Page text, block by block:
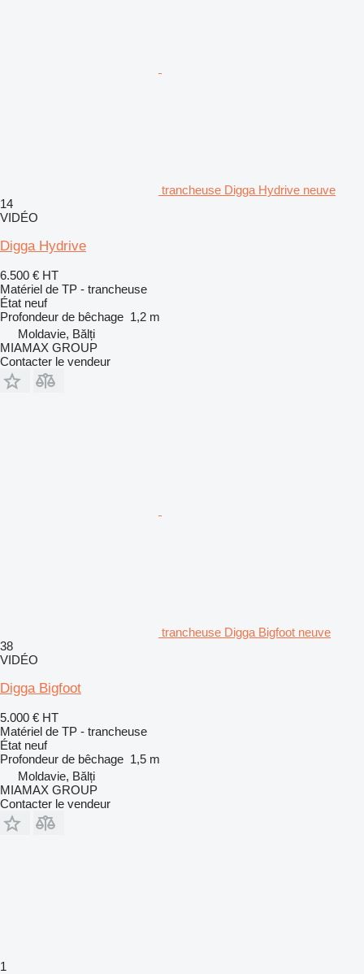
trancheuse Digga Hydrive neuve
14
VIDÉO
Digga Hydrive
6.500 € HT
Matériel de TP - trancheuse
État neuf
Profondeur de bêchage 1,2 m
Moldavie, Bălți
MIAMAX GROUP
Contacter le vendeur
trancheuse Digga Bigfoot neuve
38
VIDÉO
Digga Bigfoot
5.000 € HT
Matériel de TP - trancheuse
État neuf
Profondeur de bêchage 1,5 m
Moldavie, Bălți
MIAMAX GROUP
Contacter le vendeur
1